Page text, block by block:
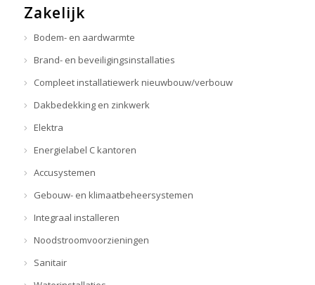
Zakelijk
Bodem- en aardwarmte
Brand- en beveiligingsinstallaties
Compleet installatiewerk nieuwbouw/verbouw
Dakbedekking en zinkwerk
Elektra
Energielabel C kantoren
Accusystemen
Gebouw- en klimaatbeheersystemen
Integraal installeren
Noodstroomvoorzieningen
Sanitair